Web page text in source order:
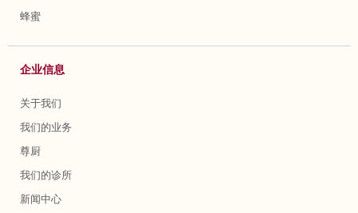
蜂蜜
企业信息
关于我们
我们的业务
尊厨
我们的诊所
新闻中心